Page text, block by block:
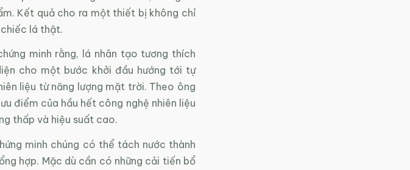
Kết quả cho ra một thiết bị không chỉ
lá thật.
minh rằng, lá nhân tạo tương thích
cho một bước khởi đầu hướng tới tự
liệu từ năng lượng mặt trời. Theo ông
điểm của hầu hết công nghệ nhiên liệu
thấp và hiệu suất cao.
minh chúng có thể tách nước thành
hợp. Mặc dù cần có những cải tiến bổ